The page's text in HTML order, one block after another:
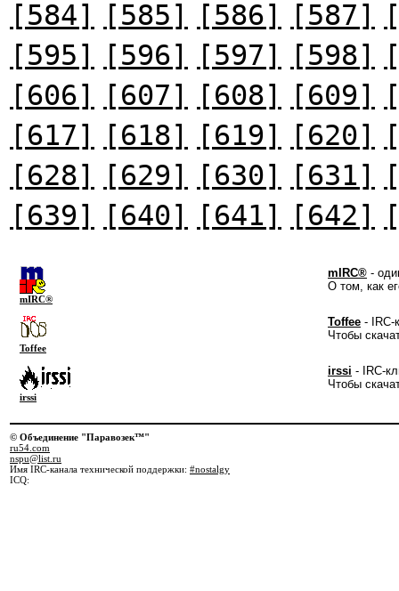
[584] [585] [586] [587]
[595]
[596] [597] [598]
[606]
[607] [608] [609]
[617]
[618] [619] [620]
[628]
[629] [630] [631]
[639]
[640] [641] [642]
mIRC®
mIRC® -
О том, как
Toffee
Toffee - IRC-
Чтобы
irssi
irssi - IRC-
Чтобы
© Объединение "Паравозек™"
ru54.com
nspu@list.ru
Имя IRC-канала технической поддержки: #nostalgy
ICQ: